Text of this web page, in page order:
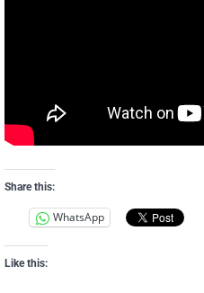
Share this:
WhatsApp
Like this: